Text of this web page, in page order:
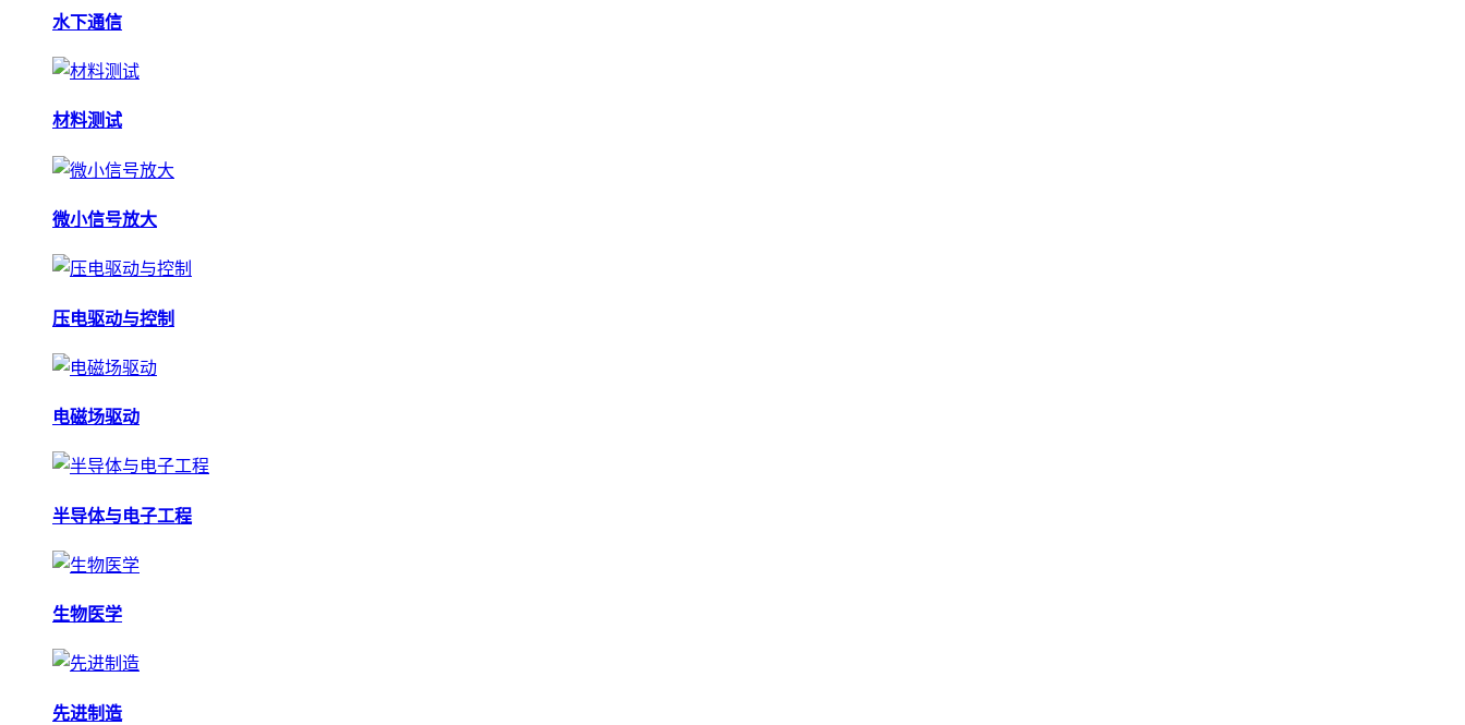
水下通信
材料测试
微小信号放大
压电驱动与控制
电磁场驱动
半导体与电子工程
生物医学
先进制造